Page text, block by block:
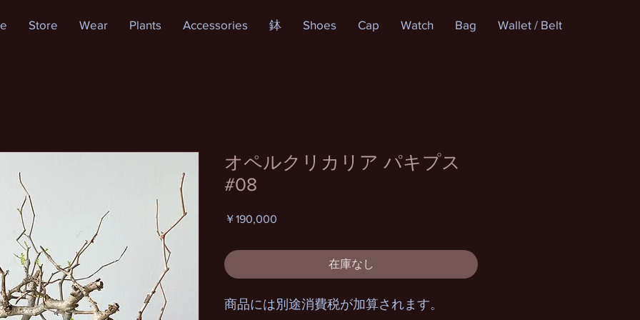
Store Wear Plants Accessories 鉢 Shoes Cap Watch Bag Wallet / Belt
オペルクリカリア パキプス
#08
￥190,000
在庫なし
商品には別途消費税が加算されます。